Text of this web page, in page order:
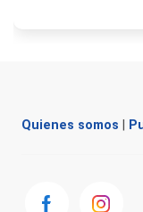
Quienes somos